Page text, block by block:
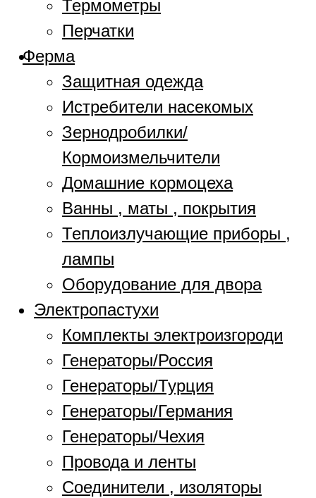
Термометры
Перчатки
Ферма
Защитная одежда
Истребители насекомых
Зернодробилки/
Кормоизмельчители
Домашние кормоцеха
Ванны , маты , покрытия
Теплоизлучающие приборы ,
лампы
Оборудование для двора
Электропастухи
Комплекты электроизгороди
Генераторы/Россия
Генераторы/Турция
Генераторы/Германия
Генераторы/Чехия
Провода и ленты
Соединители , изоляторы